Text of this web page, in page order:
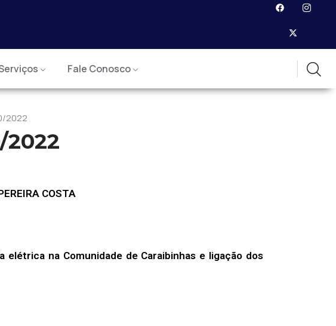
Fale Conosco
2022
2022
COSTA
na Comunidade de Caraibinhas e ligação dos